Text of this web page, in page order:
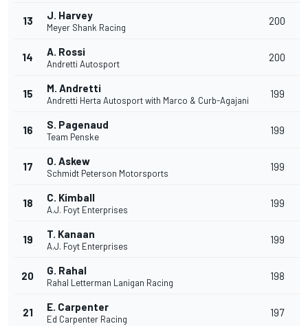
13 J. Harvey
Meyer Shank Racing
200
14 A. Rossi
Andretti Autosport
200
15 M. Andretti
Andretti Herta Autosport with Marco & Curb-Agajani
199
16 S. Pagenaud
Team Penske
199
17 O. Askew
Schmidt Peterson Motorsports
199
18 C. Kimball
A.J. Foyt Enterprises
199
19 T. Kanaan
A.J. Foyt Enterprises
199
20 G. Rahal
Rahal Letterman Lanigan Racing
198
21 E. Carpenter
Ed Carpenter Racing
197